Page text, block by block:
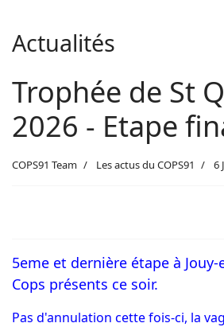
Actualités
Trophée de St
2026 - Etape
COPS91 Team Les actus du COPS91 6
5eme et dernière étape à Jouy-
Cops présents ce soir.
Pas d'annulation cette fois-ci, la